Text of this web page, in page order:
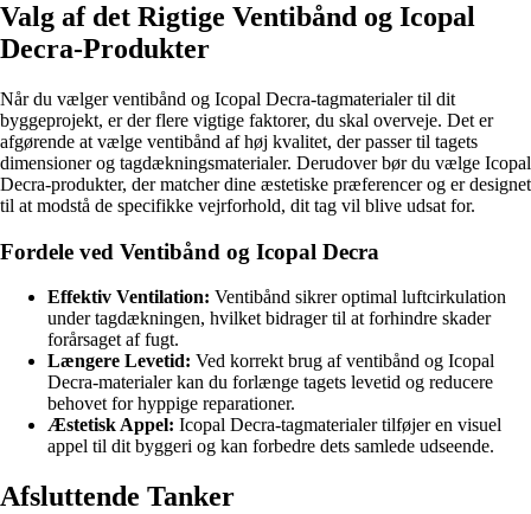
Valg af det Rigtige Ventibånd og Icopal
Decra-Produkter
Når du vælger ventibånd og Icopal Decra-tagmaterialer til dit
byggeprojekt, er der flere vigtige faktorer, du skal overveje. Det er
afgørende at vælge ventibånd af høj kvalitet, der passer til tagets
dimensioner og tagdækningsmaterialer. Derudover bør du vælge Icopal
Decra-produkter, der matcher dine æstetiske præferencer og er designet
til at modstå de specifikke vejrforhold, dit tag vil blive udsat for.
Fordele ved Ventibånd og Icopal Decra
Effektiv Ventilation: Ventibånd sikrer optimal luftcirkulation
under tagdækningen, hvilket bidrager til at forhindre skader
forårsaget af fugt.
Længere Levetid: Ved korrekt brug af ventibånd og Icopal
Decra-materialer kan du forlænge tagets levetid og reducere
behovet for hyppige reparationer.
Æstetisk Appel: Icopal Decra-tagmaterialer tilføjer en visuel
appel til dit byggeri og kan forbedre dets samlede udseende.
Afsluttende Tanker